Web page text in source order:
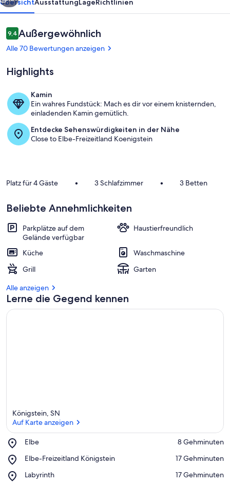
Blick
zum
Lilienstein
Kaminofen
ÜbersichtAusstattungLageRichtlinien
Bewertungen
9,49,4 von 10.
Außergewöhnlich
Alle 70 Bewertungen anzeigen
Highlights
Kamin
Ein wahres Fundstück: Mach es dir vor einem knisternden,
einladenden Kamin gemütlich.
Entdecke Sehenswürdigkeiten in der Nähe
Close to Elbe-Freizeitland Koenigstein
Platz für 4 Gäste • 3 Schlafzimmer • 3 Betten
Beliebte Annehmlichkeiten
Parkplätze auf dem
Gelände verfügbar
Haustierfreundlich
Küche
Waschmaschine
Grill
Garten
Alle anzeigen
Lerne die Gegend kennen
Königstein, SN
Auf Karte anzeigen
Elbe
Place,
‪8 Gehminuten‬
Elbe-Freizeitland Königstein
Place,
Freizeitland
‪17 Gehminuten‬
Labyrinth
Place,
‪17 Gehminuten‬